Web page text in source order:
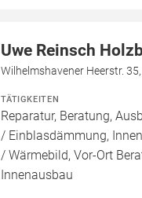
Uwe Reinsch
Wilhelmshavener Heerstr.
TÄTIGKEITEN
Reparatur, Beratung,
/ Einblasdämmung,
/ Wärmebild, Vor-Ort
Innenausbau